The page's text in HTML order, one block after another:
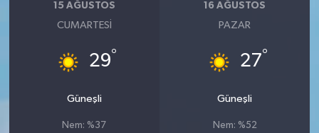
15 AĞUSTOS
CUMARTESI
29°
Güneşli
Nem: %37
16 AĞUSTOS
PAZAR
27°
Güneşli
Nem: %52